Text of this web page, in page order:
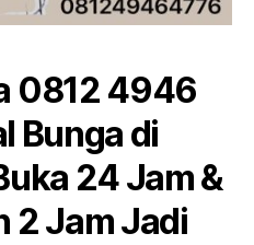
0812 4946
Bunga di
24 Jam &
2 Jam Jadi